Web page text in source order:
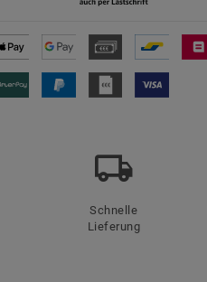
Schnelle
Lieferung